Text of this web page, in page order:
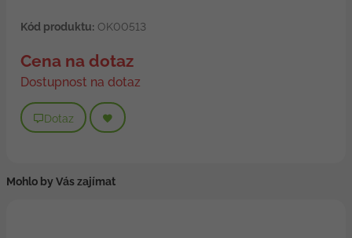
Kód produktu:OK00513
Cena na dotaz
Dostupnost na dotaz
Dotaz
Mohlo by Vás zajímat